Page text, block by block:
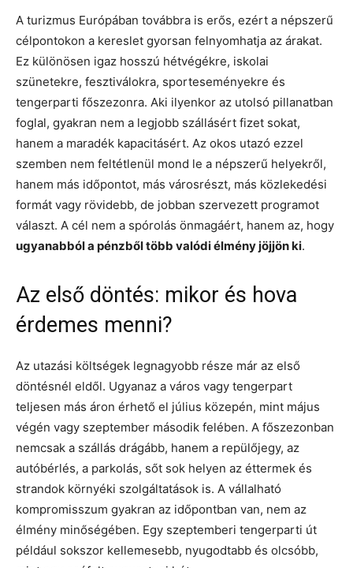
A turizmus Európában továbbra is erős, ezért a népszerű
célpontokon a kereslet gyorsan felnyomhatja az árakat.
Ez különösen igaz hosszú hétvégékre, iskolai
szünetekre, fesztiválokra, sporteseményekre és
tengerparti főszezonra. Aki ilyenkor az utolsó pillanatban
foglal, gyakran nem a legjobb szállásért fizet sokat,
hanem a maradék kapacitásért. Az okos utazó ezzel
szemben nem feltétlenül mond le a népszerű helyekről,
hanem más időpontot, más városrészt, más közlekedési
formát vagy rövidebb, de jobban szervezett programot
választ. A cél nem a spórolás önmagáért, hanem az, hogy
ugyanabból a pénzből több valódi élmény jöjjön ki.
Az első döntés: mikor és hova
érdemes menni?
Az utazási költségek legnagyobb része már az első
döntésnél eldől. Ugyanaz a város vagy tengerpart
teljesen más áron érhető el július közepén, mint május
végén vagy szeptember második felében. A főszezonban
nemcsak a szállás drágább, hanem a repülőjegy, az
autóbérlés, a parkolás, sőt sok helyen az éttermek és
strandok környéki szolgáltatások is. A vállalható
kompromisszum gyakran az időpontban van, nem az
élmény minőségében. Egy szeptemberi tengerparti út
például sokszor kellemesebb, nyugodtabb és olcsóbb,